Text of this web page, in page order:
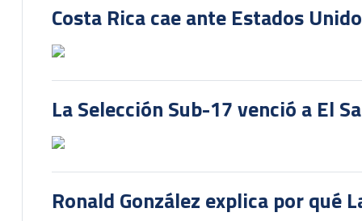
Costa Rica cae ante Estados
La Selección Sub-17 venció a El
Ronald González explica por qué